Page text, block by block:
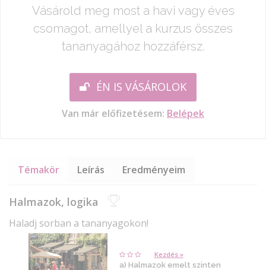
Vásárold meg most a havi vagy éves
csomagot, amellyel a kurzus összes
tananyagához hozzáférsz.
ÉN IS VÁSÁROLOK
Van már előfizetésem: Belépek
Témakör Leírás Eredményeim
Halmazok, logika
Haladj sorban a tananyagokon!
Kezdés »
a) Halmazok emelt szinten